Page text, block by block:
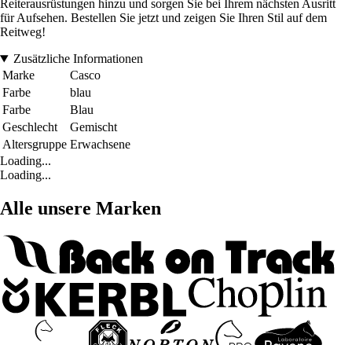
Reiterausrüstungen hinzu und sorgen Sie bei Ihrem nächsten Ausritt
für Aufsehen. Bestellen Sie jetzt und zeigen Sie Ihren Stil auf dem
Reitweg!
Zusätzliche Informationen
Marke
Casco
Farbe
blau
Farbe
Blau
Geschlecht
Gemischt
Altersgruppe Erwachsene
Loading...
Loading...
Alle unsere Marken